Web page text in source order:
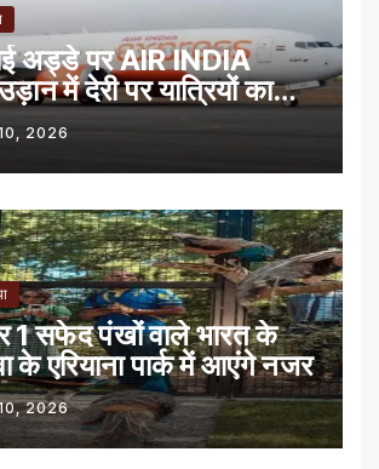
अड्डे पर AIR INDIA
में देरी पर यात्रियों का
2026
1 सफेद पंखों वाले भारत के
के एरियाना पार्क में आएंगे नजर
2026